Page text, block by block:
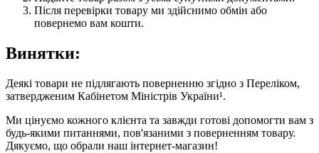
Після перевірки товару ми здійснимо обмін або
повернемо вам кошти.
Винятки:
Деякі товари не підлягають поверненню згідно з Переліком,
затвердженим Кабінетом Міністрів України¹.
Ми цінуємо кожного клієнта та завжди готові допомогти вам з
будь-якими питаннями, пов'язаними з поверненням товару.
Дякуємо, що обрали наш інтернет-магазин!